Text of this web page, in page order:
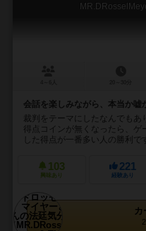
会話を楽しみながら、本当か嘘
裁判をテーマにしたなんでもあ
得点コインが無くなったら、ゲ
した得点が一番多い人の勝利で
103
興味あり
221
経験あり
カ